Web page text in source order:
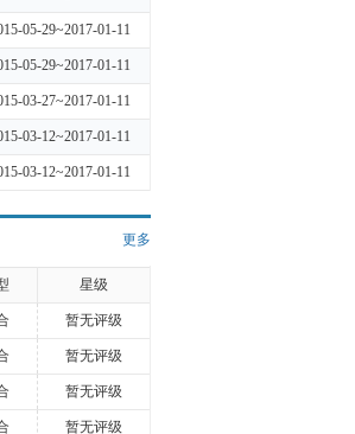
05-29~2017-01-11
05-29~2017-01-11
03-27~2017-01-11
03-12~2017-01-11
03-12~2017-01-11
更多
星级
暂无评级
暂无评级
暂无评级
暂无评级